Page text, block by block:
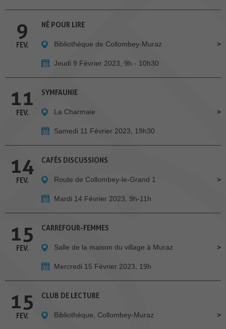
9
FEV.
NÉ POUR LIRE
Bibliothèque de Collombey-Muraz
Jeudi 9 Février 2023, 9h - 10h30
11
FEV.
SYMFAUNIE
La Charmaie
Samedi 11 Février 2023, 19h30
14
FEV.
CAFÉS DISCUSSIONS
Route de Collombey-le-Grand 1
Mardi 14 Février 2023, 9h-11h
15
FEV.
CARREFOUR-FEMMES
Salle de la maison du village à Muraz
Mercredi 15 Février 2023, 19h
15
FEV.
CLUB DE LECTURE
Bibliothèque, Collombey-Muraz